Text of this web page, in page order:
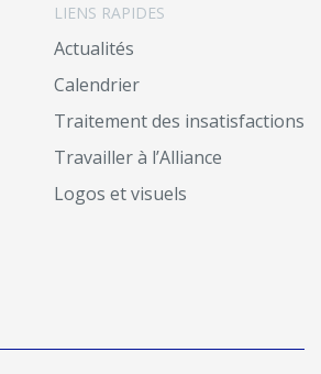
LIENS RAPIDES
Actualités
Calendrier
Traitement des insatisfactions
Travailler à l’Alliance
Logos et visuels